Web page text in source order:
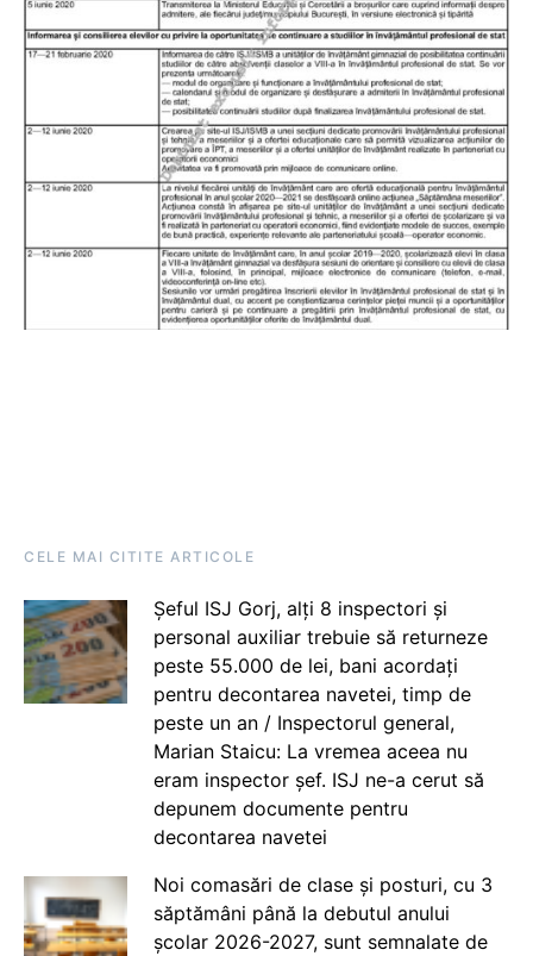
CELE MAI CITITE ARTICOLE
Șeful ISJ Gorj, alți 8 inspectori și
personal auxiliar trebuie să returneze
peste 55.000 de lei, bani acordați
pentru decontarea navetei, timp de
peste un an / Inspectorul general,
Marian Staicu: La vremea aceea nu
eram inspector șef. ISJ ne-a cerut să
depunem documente pentru
decontarea navetei
Noi comasări de clase și posturi, cu 3
săptămâni până la debutul anului
școlar 2026-2027, sunt semnalate de